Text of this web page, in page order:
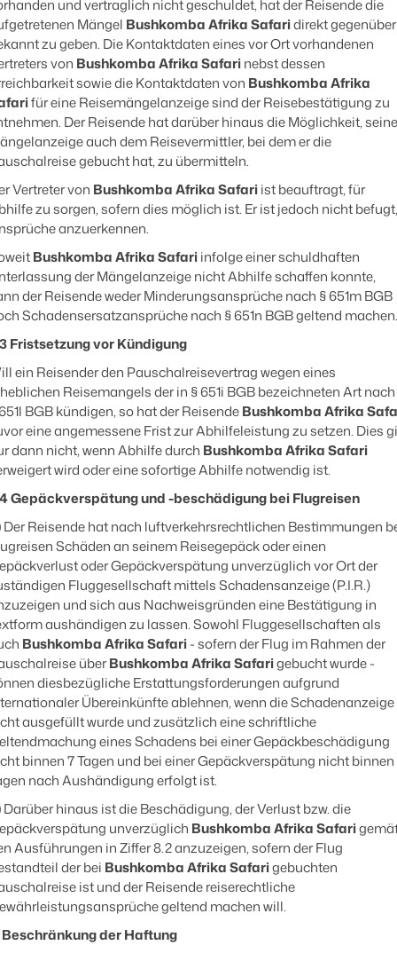
und vertraglich nicht geschuldet, hat der Reisende die
Mängel Bushkomba Afrika Safaridirekt gegenüber
zu geben. Die Kontaktdaten eines vor Ort vorhandenen
von Bushkomba Afrika Safarinebst dessen
sowie die Kontaktdaten von Bushkomba Afrika
für eine Reisemängelanzeige sind der Reisebestätigung zu
Der Reisende hat darüber hinaus die Möglichkeit, seine
auch dem Reisevermittler, bei dem er die
gebucht hat, zu übermitteln.
Vertreter von Bushkomba Afrika Safariist beauftragt, für
zu sorgen, sofern dies möglich ist. Er ist jedoch nicht befugt,
anzuerkennen.
Bushkomba Afrika Safariinfolge einer schuldhaften
der Mängelanzeige nicht Abhilfe schaffen konnte,
der Reisende weder Minderungsansprüche nach § 651m BGB
Schadensersatzansprüche nach § 651n BGB geltend machen.
Fristsetzung vor Kündigung
ein Reisender den Pauschalreisevertrag wegen eines
Reisemangels der in § 651i BGB bezeichneten Art nach
BGB kündigen, so hat der ReisendeBushkomba Afrika
eine angemessene Frist zur Abhilfeleistung zu setzen. Dies
dann nicht, wenn Abhilfe durch Bushkomba Afrika Safari
wird oder eine sofortige Abhilfe notwendig ist.
Gepäckverspätung und -beschädigung bei Flugreisen
Der Reisende hat nach luftverkehrsrechtlichen Bestimmungen
Schäden an seinem Reisegepäck oder einen
oder Gepäckverspätung unverzüglich vor Ort der
Fluggesellschaft mittels Schadensanzeige (P.I.R.)
und sich aus Nachweisgründen eine Bestätigung in
aushändigen zu lassen. Sowohl Fluggesellschaften als
Bushkomba Afrika Safari- sofern der Flug im Rahmen der
überBushkomba Afrika Safarigebucht wurde -
diesbezügliche Erstattungsforderungen aufgrund
Übereinkünfte ablehnen, wenn die Schadenanzeige
ausgefüllt wurde und zusätzlich eineschriftliche
eines Schadens bei einer Gepäckbeschädigung
binnen 7 Tagen und bei einer Gepäckverspätung nicht binnen
nach Aushändigung erfolgt ist.
Darüber hinaus ist die Beschädigung, der Verlust bzw. die
unverzüglich Bushkomba Afrika Safari
Ausführungen in Ziffer 8.2 anzuzeigen, sofern der Flug
der bei Bushkomba Afrika Safarigebuchten
ist und der Reisende reiserechtliche
geltend machen will.
Beschränkung der Haftung